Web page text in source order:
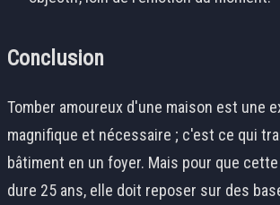
Conclusion
Tomber amoureux d'une maison est une
magnifique et nécessaire ; c'est ce qui
bâtiment en un foyer. Mais pour que
dure 25 ans, elle doit reposer sur des